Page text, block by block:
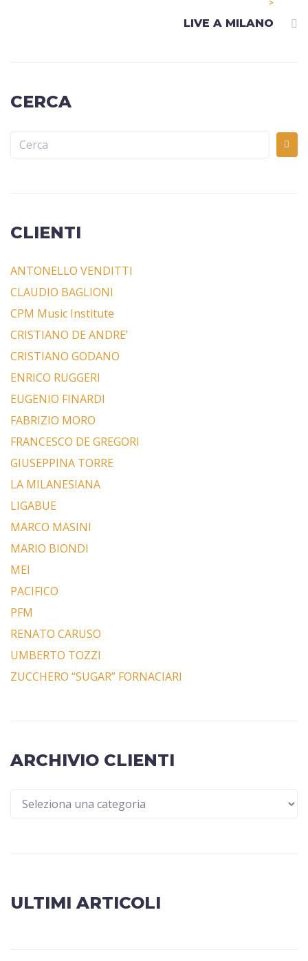
>
LIVE A MILANO
CERCA
CLIENTI
ANTONELLO VENDITTI
CLAUDIO BAGLIONI
CPM Music Institute
CRISTIANO DE ANDRE’
CRISTIANO GODANO
ENRICO RUGGERI
EUGENIO FINARDI
FABRIZIO MORO
FRANCESCO DE GREGORI
GIUSEPPINA TORRE
LA MILANESIANA
LIGABUE
MARCO MASINI
MARIO BIONDI
MEI
PACIFICO
PFM
RENATO CARUSO
UMBERTO TOZZI
ZUCCHERO “SUGAR” FORNACIARI
ARCHIVIO CLIENTI
ULTIMI ARTICOLI